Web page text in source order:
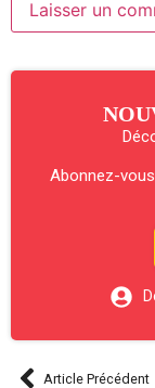
Abonnez-
Article Précédent